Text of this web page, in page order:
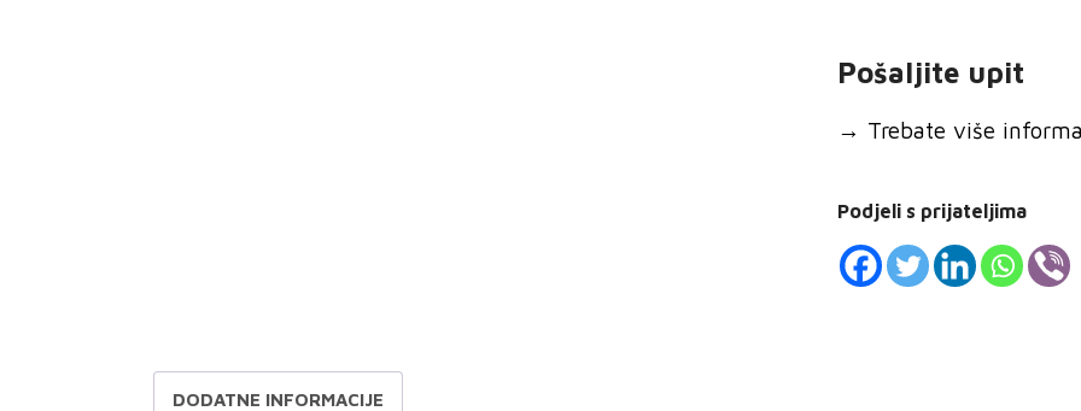
Pošaljite upit
→ Trebate više
Podjeli s prijateljima
DODATNE INFORMACIJE